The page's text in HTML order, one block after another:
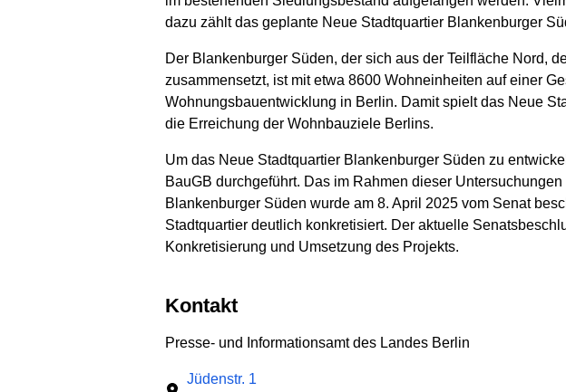
dazu zählt das geplante Neue Stadtquartier Blankenburger
Der Blankenburger Süden, der sich aus der Teilfläche Nord,
zusammensetzt, ist mit etwa 8600 Wohneinheiten auf einer
Wohnungsbauentwicklung in Berlin. Damit spielt das Neue
die Erreichung der Wohnbauziele Berlins.
Um das Neue Stadtquartier Blankenburger Süden zu
BauGB durchgeführt. Das im Rahmen dieser
Blankenburger Süden wurde am 8. April 2025 vom Senat
Stadtquartier deutlich konkretisiert. Der aktuelle
Konkretisierung und Umsetzung des Projekts.
Kontakt
Presse- und Informationsamt des Landes Berlin
Jüdenstr. 1